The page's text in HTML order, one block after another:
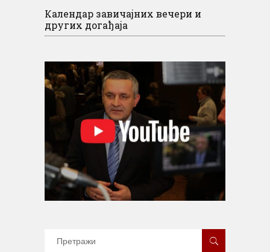
Календар завичајних вечери и
других догађаја